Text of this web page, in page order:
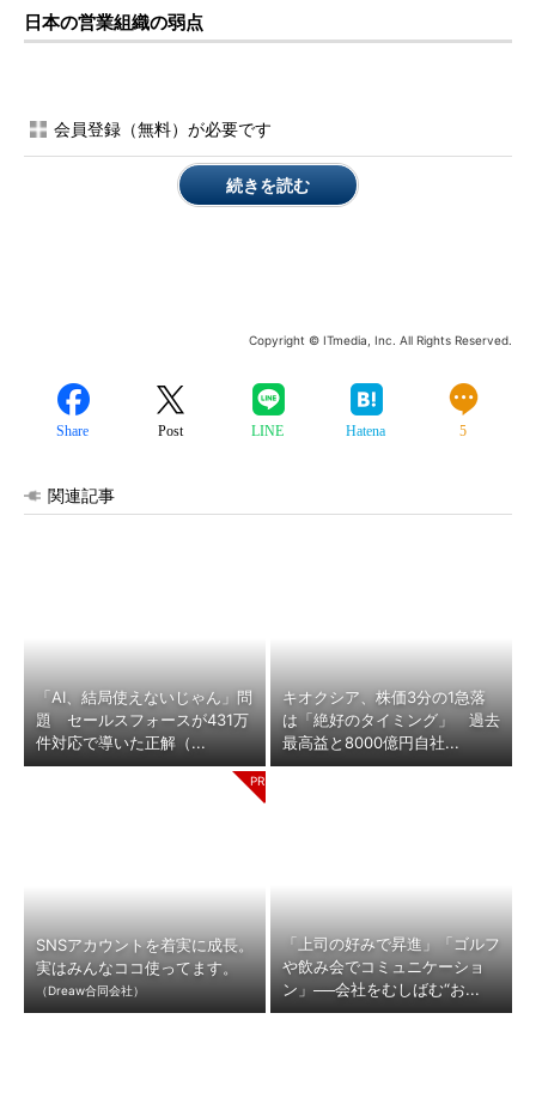
日本の営業組織の弱点
会員登録（無料）が必要です
続きを読む
Copyright © ITmedia, Inc. All Rights Reserved.
Share Post LINE Hatena 5
関連記事
「AI、結局使えないじゃん」問
題 セールスフォースが431万
件対応で導いた正解（...
キオクシア、株価3分の1急落
は「絶好のタイミング」 過去
最高益と8000億円自社...
SNSアカウントを着実に成長。
実はみんなココ使ってます。
（Dreaw合同会社）
「上司の好みで昇進」「ゴルフ
や飲み会でコミュニケーショ
ン」──会社をむしばむ“お...